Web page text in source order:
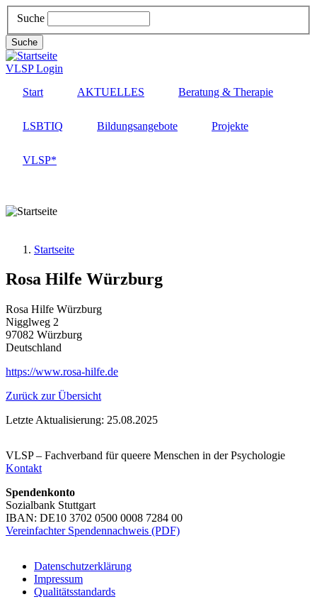
Direkt
zum
Inhalt
Suche
Suche
VLSP Login
Start
AKTUELLES Beratung & Therapie
LSBTIQ Bildungsangebote Projekte
VLSP*
Startseite
Rosa Hilfe Würzburg
Rosa Hilfe Würzburg
Nigglweg 2
97082 Würzburg
Deutschland
https://www.rosa-hilfe.de
Zurück zur Übersicht
Letzte Aktualisierung: 25.08.2025
VLSP – Fachverband für queere Menschen in der Psychologie
Kontakt
Spendenkonto
Sozialbank Stuttgart
IBAN: DE10 3702 0500 0008 7284 00
Vereinfachter Spendennachweis (PDF)
Datenschutzerklärung
Impressum
Qualitätsstandards